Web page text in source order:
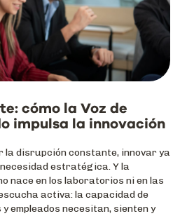
cómo la Voz de
impulsa la innovación
la disrupción constante, innovar ya
estratégica. Y la
nace en los laboratorios ni en las
activa: la capacidad de
empleados necesitan, sienten y